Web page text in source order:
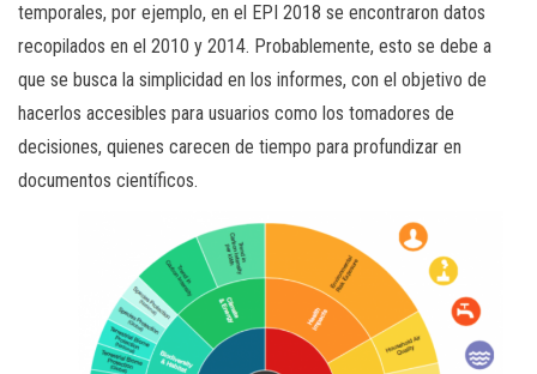
temporales, por ejemplo, en el EPI 2018 se encontraron datos
recopilados en el 2010 y 2014. Probablemente, esto se debe a
que se busca la simplicidad en los informes, con el objetivo de
hacerlos accesibles para usuarios como los tomadores de
decisiones, quienes carecen de tiempo para profundizar en
documentos científicos.